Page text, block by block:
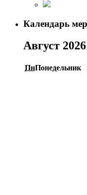
Календарь
Август 2026
ПнПонедельник